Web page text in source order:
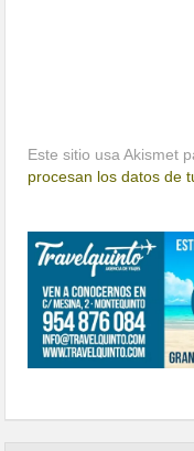
Este sitio usa Akismet
procesan los datos de